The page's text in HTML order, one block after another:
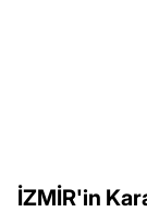
İZMİR'in